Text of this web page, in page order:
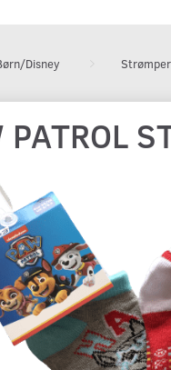
Disney Strømper
PATROL